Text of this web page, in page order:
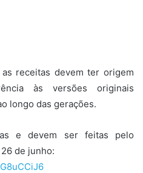
receitas devem ter origem
às versões originais
longo das gerações.
e devem ser feitas pelo
de junho: